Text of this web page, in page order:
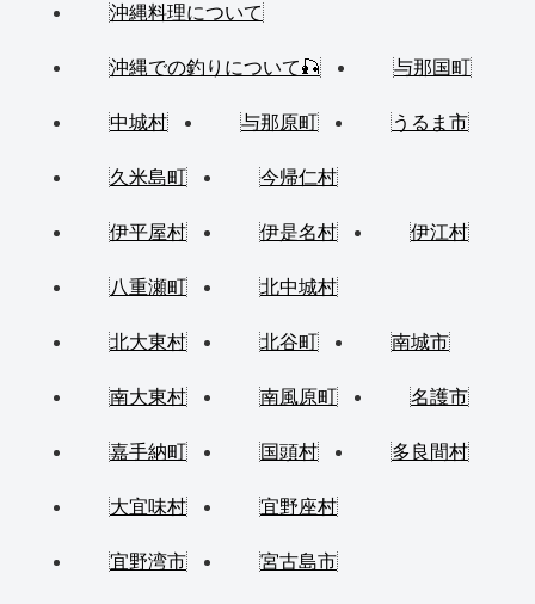
沖縄料理について
沖縄での釣りについて🎣 与那国町
中城村 与那原町 うるま市
久米島町 今帰仁村
伊平屋村 伊是名村 伊江村
八重瀬町 北中城村
北大東村 北谷町 南城市
南大東村 南風原町 名護市
嘉手納町 国頭村 多良間村
大宜味村 宜野座村
宜野湾市 宮古島市